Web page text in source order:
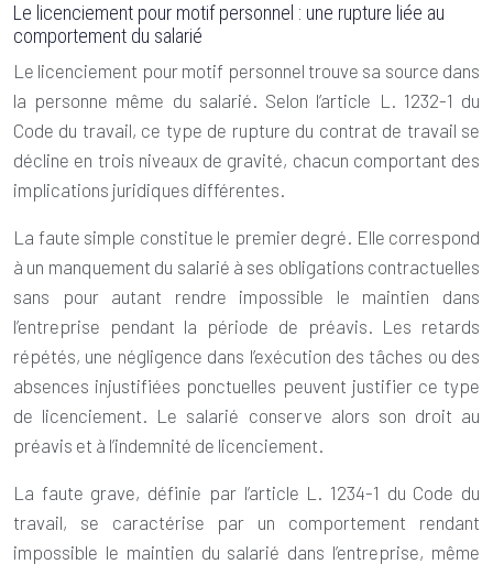
Le licenciement pour motif personnel : une rupture liée au
comportement du salarié
Le licenciement pour motif personnel trouve sa source dans
la personne même du salarié. Selon l’article L. 1232-1 du
Code du travail, ce type de rupture du contrat de travail se
décline en trois niveaux de gravité, chacun comportant des
implications juridiques différentes.
La faute simple constitue le premier degré. Elle correspond
à un manquement du salarié à ses obligations contractuelles
sans pour autant rendre impossible le maintien dans
l’entreprise pendant la période de préavis. Les retards
répétés, une négligence dans l’exécution des tâches ou des
absences injustifiées ponctuelles peuvent justifier ce type
de licenciement. Le salarié conserve alors son droit au
préavis et à l’indemnité de licenciement.
La faute grave, définie par l’article L. 1234-1 du Code du
travail, se caractérise par un comportement rendant
impossible le maintien du salarié dans l’entreprise, même